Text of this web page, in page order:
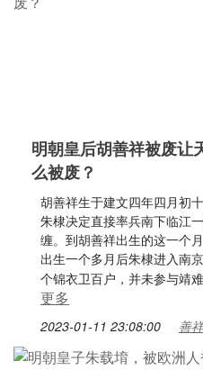
明朝皇后胡善祥被废让
么被废？
胡善祥生于建文四年四月初
朱棣决定直接率兵南下临江
缠。到胡善祥出生的这一个
出生一个多月后朱棣进入南
个锦衣卫百户，并未参与靖
更多
2023-01-11 23:08:00 善